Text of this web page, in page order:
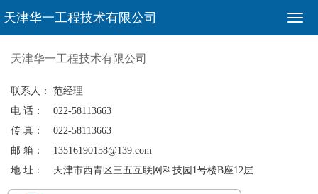
天津华一工程技术有限公司
天津华一工程技术有限公司
联系人：
范经理
电 话：
022-58113663
传 真：
022-58113663
邮 箱：
13516190158@139.com
地 址：
天津市西青区三五互联网科技园1号楼B座12层